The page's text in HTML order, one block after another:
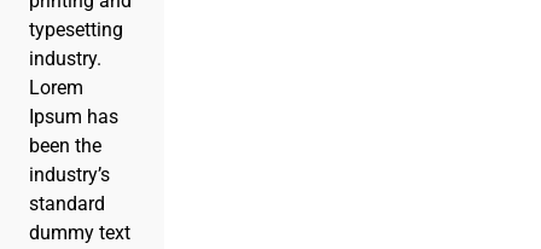
typesetting
industry.
Lorem
Ipsum has
been the
industry’s
standard
dummy text